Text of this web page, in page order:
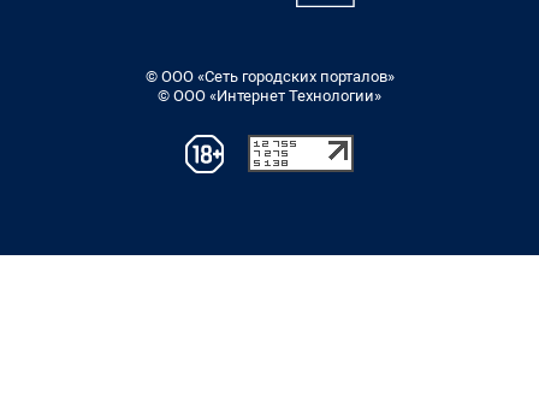
© ООО «Сеть городских порталов»
© ООО «Интернет Технологии»